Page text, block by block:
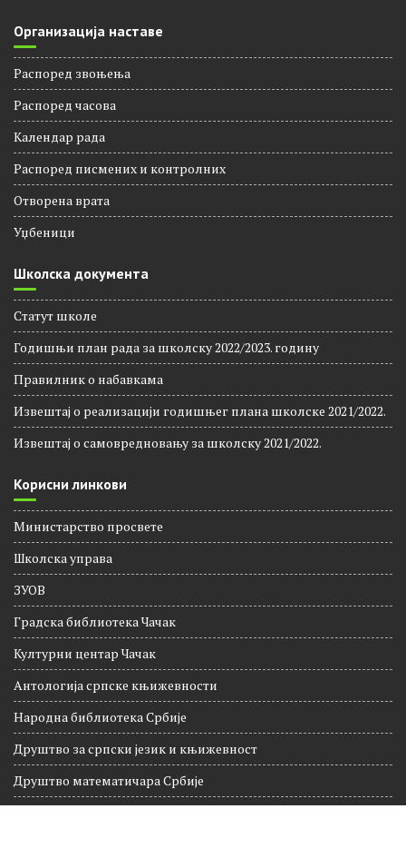
Организација наставе
Распоред звоњења
Распорeд часова
Календар рада
Распоред писмених и контролних
Отворена врата
Уџбеници
Школска документа
Статут школе
Годишњи план рада за школску 2022/2023. годину
Правилник о набавкама
Извештај о реализацији годишњег плана школске 2021/2022.
Извештај о самовредновању за школску 2021/2022.
Корисни линкови
Министарство просвете
Школска управа
ЗУОВ
Градска библиотека Чачак
Културни центар Чачак
Антологија српске књижевности
Народна библиотека Србије
Друштво за српски језик и књижевност
Друштво математичара Србије